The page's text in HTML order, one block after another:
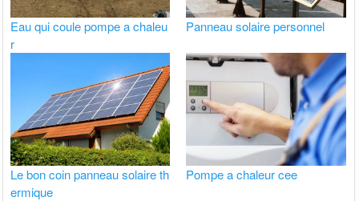
Eau qui coule pompe a chaleu
r
Panneau solaire personnel
Le bon coin panneau solaire th
ermique
Pompe a chaleur cee